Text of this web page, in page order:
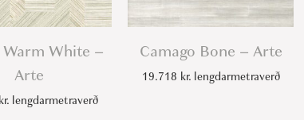
Warm White –
Arte
kr.lengdarmetraverð
Camago Bone – Arte
19.718 kr.lengdarmetraverð